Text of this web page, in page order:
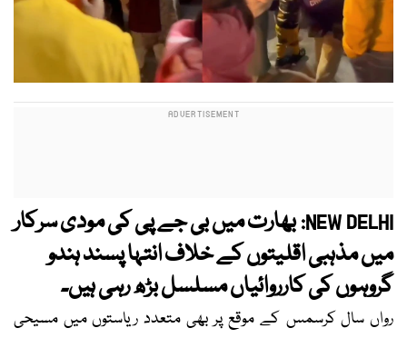
NEW DELHI: بھارت میں بی جے پی کی مودی سرکار
میں مذہبی اقلیتوں کے خلاف انتہا پسند ہندو
گروہوں کی کارروائیاں مسلسل بڑھ رہی ہیں۔
رواں سال کرسمس کے موقع پر بھی متعدد ریاستوں میں مسیحی